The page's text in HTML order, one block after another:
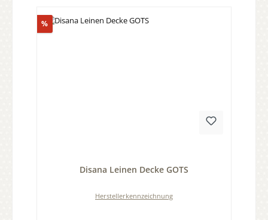
%Rabatt
Disana Leinen Decke GOTS
Herstellerkennzeichnung